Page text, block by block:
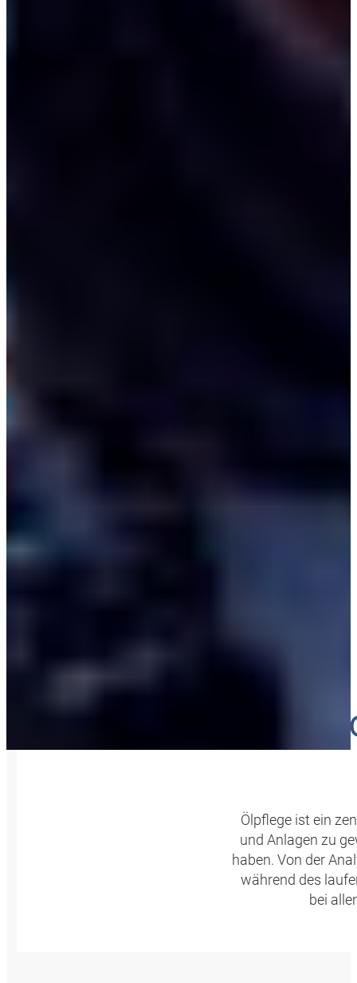
Ölpflege ist ein
und Anlagen zu
haben. Von der
während des
bei